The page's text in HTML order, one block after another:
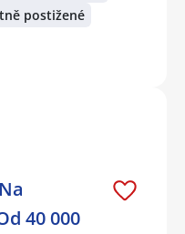
postižené
40 000